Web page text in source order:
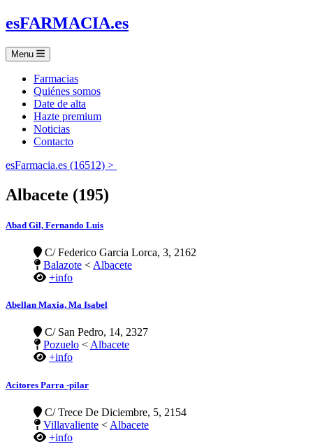
esFARMACIA.es
Menu
Farmacias
Quiénes somos
Date de alta
Hazte premium
Noticias
Contacto
esFarmacia.es (16512) >
Albacete (195)
Abad Gil, Fernando Luis
C/ Federico Garcia Lorca, 3, 2162
Balazote < Albacete
+info
Abellan Maxia, Ma Isabel
C/ San Pedro, 14, 2327
Pozuelo <Albacete
+info
Acitores Parra -pilar
C/ Trece De Diciembre, 5, 2154
Villavaliente < Albacete
+info